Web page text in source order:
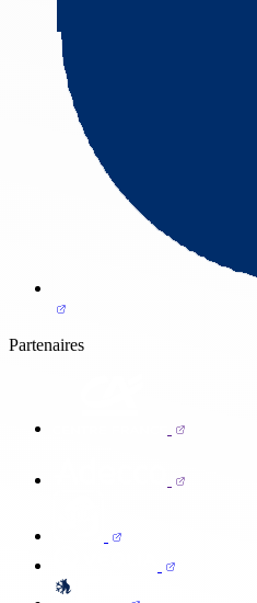
Partenaires